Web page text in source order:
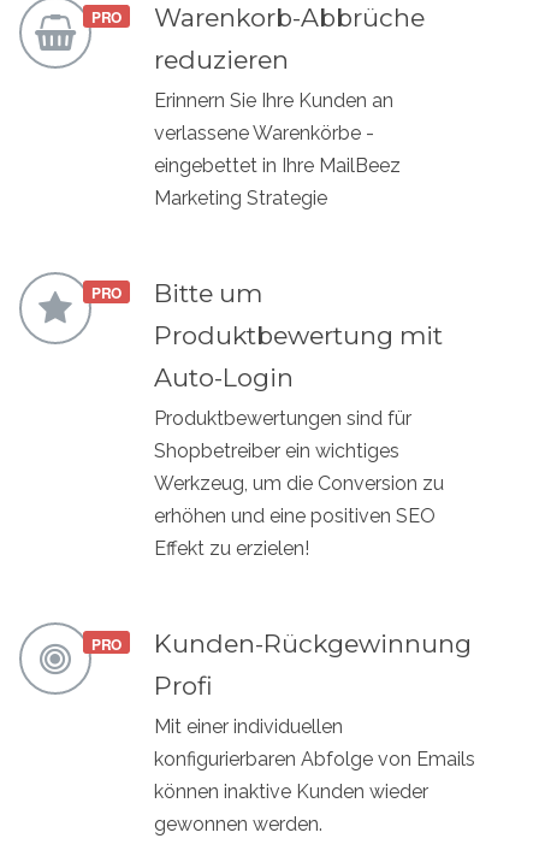
Warenkorb-Abbrüche
reduzieren
Erinnern Sie Ihre Kunden an
verlassene Warenkörbe -
eingebettet in Ihre MailBeez
Marketing Strategie
Bitte um
Produktbewertung mit
Auto-Login
Produktbewertungen sind für
Shopbetreiber ein wichtiges
Werkzeug, um die Conversion zu
erhöhen und eine positiven SEO
Effekt zu erzielen!
Kunden-Rückgewinnung
Profi
Mit einer individuellen
konfigurierbaren Abfolge von Emails
können inaktive Kunden wieder
gewonnen werden.